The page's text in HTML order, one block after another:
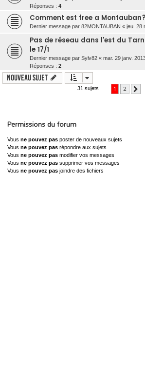
Réponses : 4
Comment est free a
Dernier message par 82MONTAUBAN « jeu. 28
Pas de réseau dans l'est du
le 17/1
Dernier message par Sylv82 « mar. 29 janv.
Réponses : 2
Nouveau sujet
31 sujets 1 2
Permissions du forum
Vous ne pouvez pas poster de nouveaux sujets
Vous ne pouvez pas répondre aux sujets
Vous ne pouvez pas modifier vos messages
Vous ne pouvez pas supprimer vos messages
Vous ne pouvez pas joindre des fichiers